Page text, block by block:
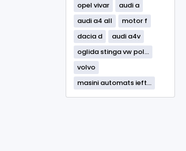
opel vivar
audi a
audi a4 all
motor f
dacia d
audi a4v
oglida stinga vw pol...
volvo
masini automats ieft...